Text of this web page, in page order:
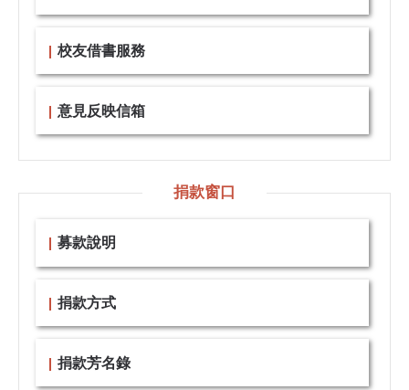
校友借書服務
意見反映信箱
捐款窗口
募款說明
捐款方式
捐款芳名錄